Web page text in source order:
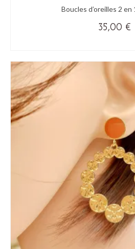
Boucles d’oreilles 2 en
35,00 €
options
être
sur
la
page
du